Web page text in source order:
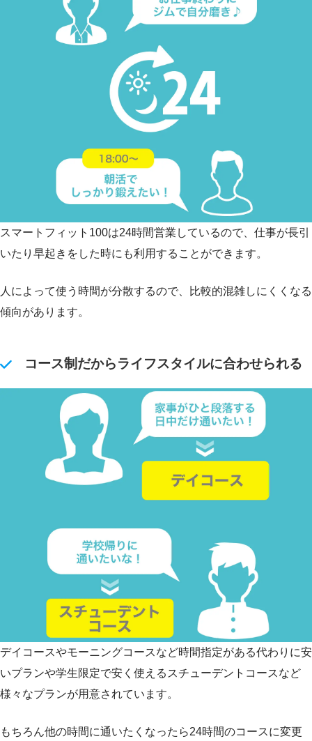
スマートフィット100は24時間営業しているので、仕事が長引
いたり早起きをした時にも利用することができます。
人によって使う時間が分散するので、比較的混雑しにくくなる
傾向があります。
コース制だからライフスタイルに合わせられる
デイコースやモーニングコースなど時間指定がある代わりに安
いプランや学生限定で安く使えるスチューデントコースなど
様々なプランが用意されています。
もちろん他の時間に通いたくなったら24時間のコースに変更